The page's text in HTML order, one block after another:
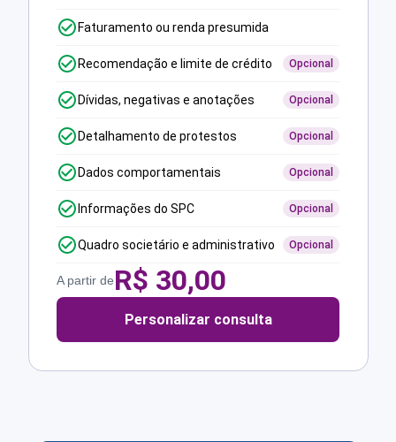
Faturamento ou renda presumida
Recomendação e limite de crédito Opcional
Dívidas, negativas e anotações Opcional
Detalhamento de protestos Opcional
Dados comportamentais Opcional
Informações do SPC Opcional
Quadro societário e administrativo Opcional
A partir deR$ 30,00
Personalizar consulta